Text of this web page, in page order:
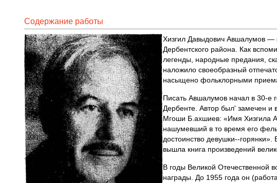
Содержание работы
Хизгил Давыдович Авшалумов —
Дербентского района. Как
легенды, народные предания,
наложило своеобразный
насыщено фольклорными
Писать Авшалумов начал в 30-е
Дербенте. Автор был' замечен и
Мгоши Б.ахшиев: «Имя Хизгила
нашумевший в то время его
достоинство девушки--
вышла книга произведений
В годы Великой Отечественной
награды. До 1955 года он